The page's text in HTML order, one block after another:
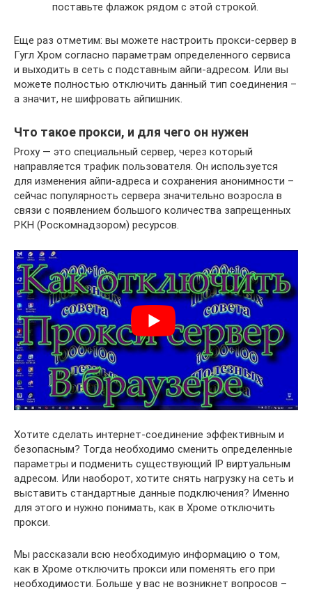
поставьте флажок рядом с этой строкой.
Еще раз отметим: вы можете настроить прокси-сервер в
Гугл Хром согласно параметрам определенного сервиса
и выходить в сеть с подставным айпи-адресом. Или вы
можете полностью отключить данный тип соединения –
а значит, не шифровать айпишник.
Что такое прокси, и для чего он нужен
Proxy — это специальный сервер, через который
направляется трафик пользователя. Он используется
для изменения айпи-адреса и сохранения анонимности –
сейчас популярность сервера значительно возросла в
связи с появлением большого количества запрещенных
РКН (Роскомнадзором) ресурсов.
Хотите сделать интернет-соединение эффективным и
безопасным? Тогда необходимо сменить определенные
параметры и подменить существующий IP виртуальным
адресом. Или наоборот, хотите снять нагрузку на сеть и
выставить стандартные данные подключения? Именно
для этого и нужно понимать, как в Хроме отключить
прокси.
Мы рассказали всю необходимую информацию о том,
как в Хроме отключить прокси или поменять его при
необходимости. Больше у вас не возникнет вопросов –